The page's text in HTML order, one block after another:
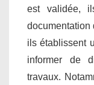
est validée,
documentation
ils établissent
informer de
travaux.